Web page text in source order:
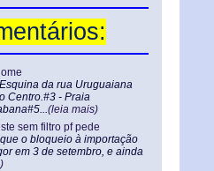
da rua Uruguaiana
Centro.#3 - Praia
(leia mais)
sem filtro pf pede
o bloqueio à importação
em 3 de setembro, e ainda